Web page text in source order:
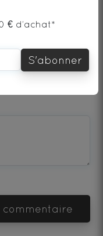
COMMENTAIRE
Ajouter mon commentaire
€ d’achat*
S'abonner